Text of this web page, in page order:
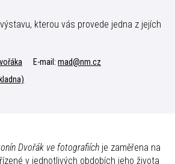
kterou vás provede jedna z jejích
E-mail: mad@nm.cz
Dvořák ve fotografiích je zaměřena na
v jednotlivých obdobích jeho života